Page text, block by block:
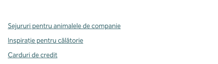
Sejururi pentru animalele de companie
Inspirație pentru călătorie
Carduri de credit